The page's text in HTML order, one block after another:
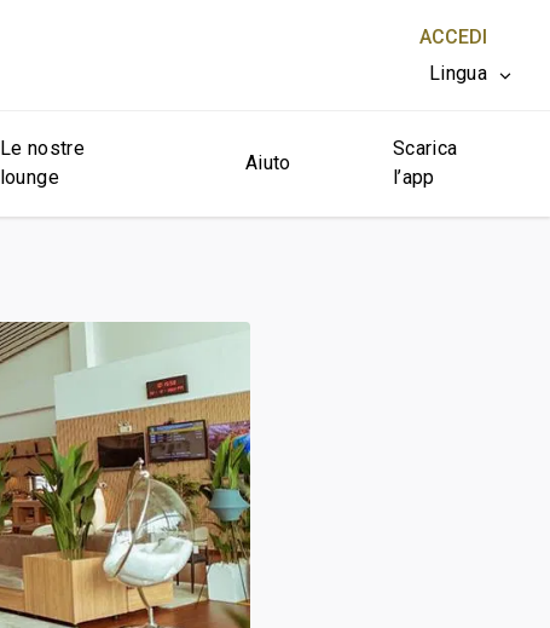
ACCEDI
Lingua
CHIUDI X
Le nostre
lounge
Aiuto
Scarica
l’app